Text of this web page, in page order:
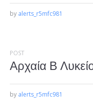
by alerts_r5mfc981
POST
Αρχαία Β
by alerts_r5mfc981